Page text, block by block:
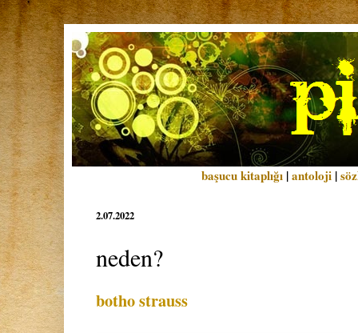
başucu kitaplığı |antoloji |
2.07.2022
neden?
botho strauss